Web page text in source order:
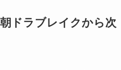
ドラブレイクから次